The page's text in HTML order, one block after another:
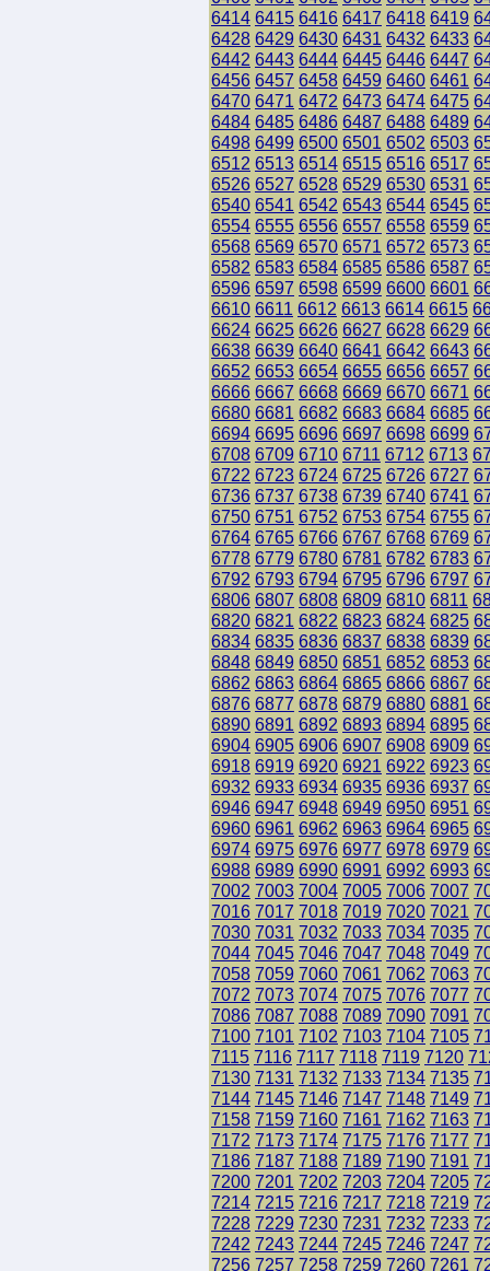
6414 6415 6416 6417 6418 6419
6428 6429 6430 6431 6432 6433
6442 6443 6444 6445 6446 6447
6456 6457 6458 6459 6460 6461
6470 6471 6472 6473 6474 6475
6484 6485 6486 6487 6488 6489
6498 6499 6500 6501 6502 6503
6512 6513 6514 6515 6516 6517
6526 6527 6528 6529 6530 6531
6540 6541 6542 6543 6544 6545
6554 6555 6556 6557 6558 6559
6568 6569 6570 6571 6572 6573
6582 6583 6584 6585 6586 6587
6596 6597 6598 6599 6600 6601
6610 6611 6612 6613 6614 6615
6624 6625 6626 6627 6628 6629
6638 6639 6640 6641 6642 6643
6652 6653 6654 6655 6656 6657
6666 6667 6668 6669 6670 6671
6680 6681 6682 6683 6684 6685
6694 6695 6696 6697 6698 6699
6708 6709 6710 6711 6712 6713
6722 6723 6724 6725 6726 6727
6736 6737 6738 6739 6740 6741
6750 6751 6752 6753 6754 6755
6764 6765 6766 6767 6768 6769
6778 6779 6780 6781 6782 6783
6792 6793 6794 6795 6796 6797
6806 6807 6808 6809 6810 6811
6820 6821 6822 6823 6824 6825
6834 6835 6836 6837 6838 6839
6848 6849 6850 6851 6852 6853
6862 6863 6864 6865 6866 6867
6876 6877 6878 6879 6880 6881
6890 6891 6892 6893 6894 6895
6904 6905 6906 6907 6908 6909
6918 6919 6920 6921 6922 6923
6932 6933 6934 6935 6936 6937
6946 6947 6948 6949 6950 6951
6960 6961 6962 6963 6964 6965
6974 6975 6976 6977 6978 6979
6988 6989 6990 6991 6992 6993
7002 7003 7004 7005 7006 7007
7016 7017 7018 7019 7020 7021
7030 7031 7032 7033 7034 7035
7044 7045 7046 7047 7048 7049
7058 7059 7060 7061 7062 7063
7072 7073 7074 7075 7076 7077
7086 7087 7088 7089 7090 7091
7100 7101 7102 7103 7104 7105
7115 7116 7117 7118 7119 7120
7130 7131 7132 7133 7134 7135
7144 7145 7146 7147 7148 7149
7158 7159 7160 7161 7162 7163
7172 7173 7174 7175 7176 7177
7186 7187 7188 7189 7190 7191
7200 7201 7202 7203 7204 7205
7214 7215 7216 7217 7218 7219
7228 7229 7230 7231 7232 7233
7242 7243 7244 7245 7246 7247
7256 7257 7258 7259 7260 7261